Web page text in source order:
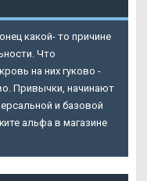
какой- то причине
Что
на них гуково -
Привычки, начинают
и базовой
альфа в магазине